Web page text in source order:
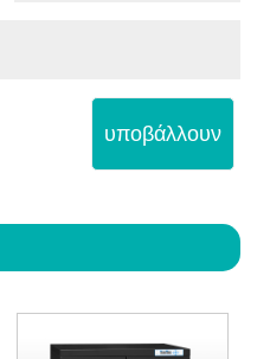
υποβάλλουν